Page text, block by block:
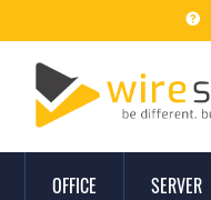
OFFICE SERVER